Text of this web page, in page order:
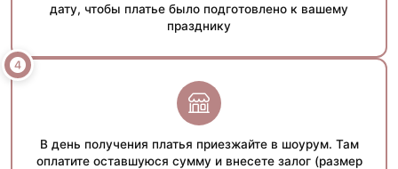
дату, чтобы платье было подготовлено к вашему
празднику
В день получения платья приезжайте в шоурум. Там
оплатите оставшуюся сумму и внесете залог (размер